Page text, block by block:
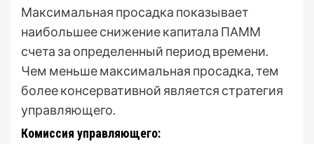
Максимальная просадка показывает
наибольшее снижение капитала ПАММ
счета за определенный период времени.
Чем меньше максимальная просадка, тем
более консервативной является стратегия
управляющего.
Комиссия управляющего: